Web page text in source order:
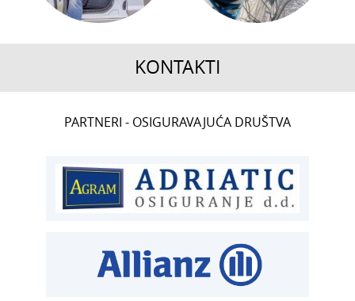
KONTAKTI
ČLANSTVO
TEHNIČKI PREGLED I REGISTRACIJA
PARTNERI - OSIGURAVAJUĆA DRUŠTVA